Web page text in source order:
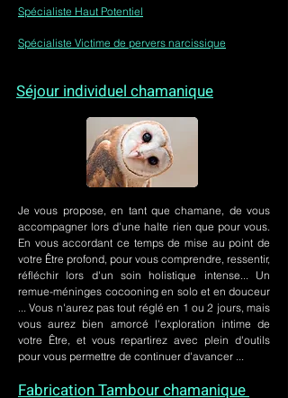
Spécialiste Haut Potentiel
Spécialiste Victime de pervers narcissique
Séjour individuel chamanique
Je vous propose, en tant que chamane, de vous
accompagner lors d'une halte rien que pour vous.
En vous accordant ce temps de mise au point de
votre Être profond, pour vous comprendre, ressentir,
réfléchir lors d'un soin holistique intense... Un
remue-méninges cocooning en solo et en douceur
... Vous n'aurez pas tout réglé en 1 ou 2 jours, mais
vous aurez bien amorcé l'exploration intime de
votre Être, et vous repartirez avec plein d'outils
pour vous permettre de continuer d'avancer ...
Fabrication Tambour chamanique